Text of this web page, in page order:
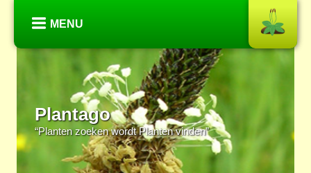
MENU
Plantago
“Planten zoeken wordt Planten vinden”